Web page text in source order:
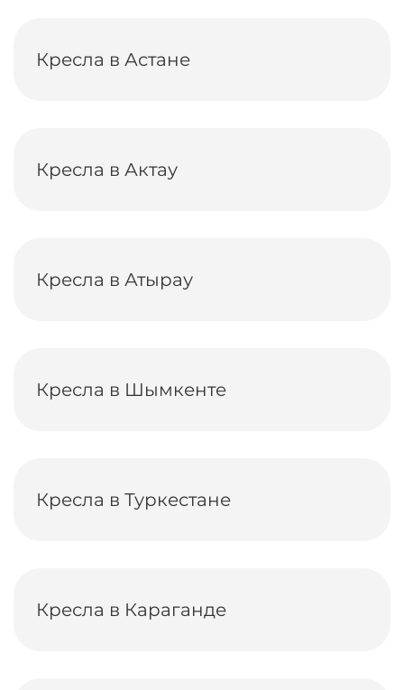
Кресла в Астане
Кресла в Актау
Кресла в Атырау
Кресла в Шымкенте
Кресла в Туркестане
Кресла в Караганде